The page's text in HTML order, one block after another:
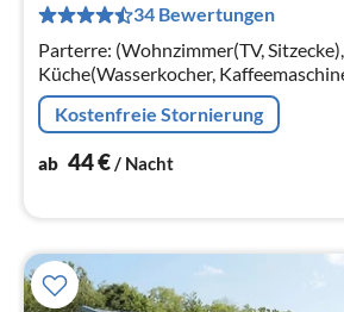
34 Bewertungen
Parterre: (Wohnzimmer(TV,
Küche(Wasserkocher,
Kombi-Mikrowelle, Kühl-/
Schlafzimmer(Doppelbett)
Kostenfreie Stornierung
ab 44€/ Nacht